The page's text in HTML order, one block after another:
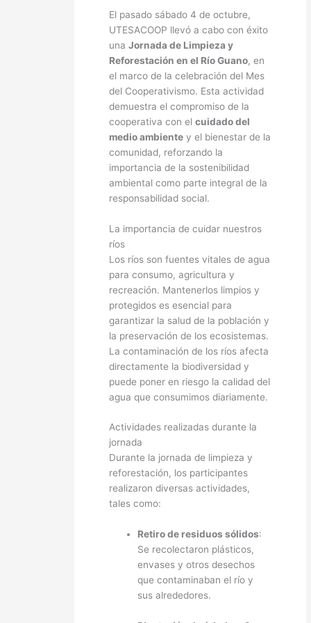
El pasado sábado 4 de octubre,
UTESACOOP llevó a cabo con éxito
unaJornada de Limpieza y
Reforestación en el Río Guano, en
el marco de la celebración del Mes
del Cooperativismo. Esta actividad
demuestra el compromiso de la
cooperativa con elcuidado del
medio ambiente y el bienestar de la
comunidad, reforzando la
importancia de la sostenibilidad
ambiental como parte integral de la
responsabilidad social.
La importancia de cuidar nuestros
ríos
Los ríos son fuentes vitales de agua
para consumo, agricultura y
recreación. Mantenerlos limpios y
protegidos es esencial para
garantizar la salud de la población y
la preservación de los ecosistemas.
La contaminación de los ríos afecta
directamente la biodiversidad y
puede poner en riesgo la calidad del
agua que consumimos diariamente.
Actividades realizadas durante la
jornada
Durante la jornada de limpieza y
reforestación, los participantes
realizaron diversas actividades,
tales como:
Retiro de residuos sólidos:
Se recolectaron plásticos,
envases y otros desechos
que contaminaban el río y
sus alrededores.